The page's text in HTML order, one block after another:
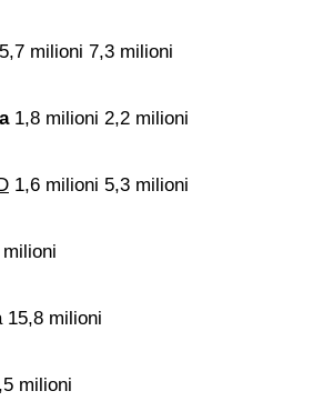
5,7 milioni 7,3 milioni
1,8 milioni 2,2 milioni
1,6 milioni 5,3 milioni
15,8 milioni
milioni